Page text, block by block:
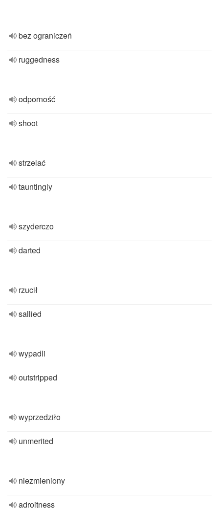
bez ograniczeń
ruggedness
odporność
shoot
strzelać
tauntingly
szyderczo
darted
rzucił
sallied
wypadli
outstripped
wyprzedziło
unmerited
niezmieniony
adroitness